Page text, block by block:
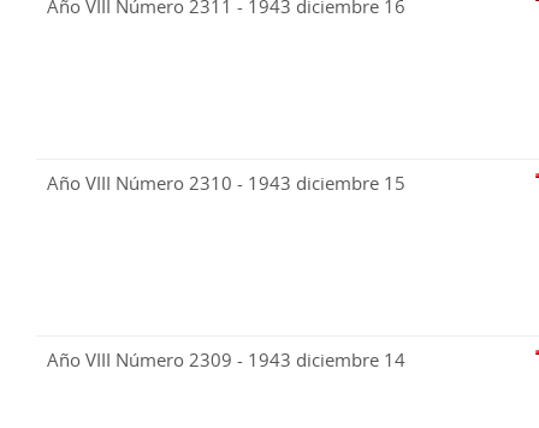
Año VIII Número 2311 - 1943 diciembre 16
Año VIII Número 2310 - 1943 diciembre 15
Año VIII Número 2309 - 1943 diciembre 14